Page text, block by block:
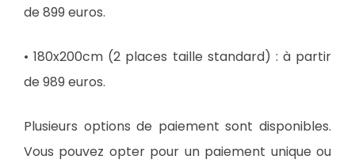
de 899 euros.
• 180x200cm (2 places taille standard) : à partir
de 989 euros.
Plusieurs options de paiement sont disponibles.
Vous pouvez opter pour un paiement unique ou